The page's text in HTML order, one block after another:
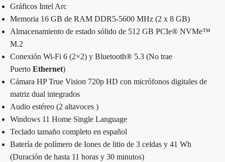
Gráficos Intel Arc
Memoria 16 GB de RAM DDR5-5600 MHz (2 x 8 GB)
Almacenamiento de estado sólido de 512 GB PCIe® NVMe™
M.2
Conexión Wi-Fi 6 (2×2) y Bluetooth® 5.3 (No trae
Puerto Ethernet)
Cámara HP True Vision 720p HD con micrófonos digitales de
matriz dual integrados
Audio estéreo (2 altavoces )
Windows 11 Home Single Language
Teclado tamaño completo en español
Batería de polímero de Iones de litio de 3 celdas y 41 Wh
(Duración de hasta 11 horas y 30 minutos)